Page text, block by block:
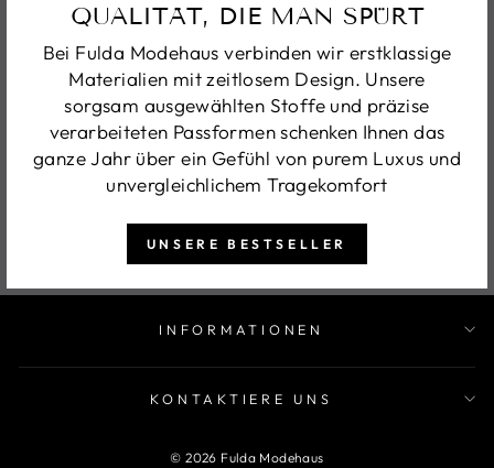
QUALITÄT, DIE MAN SPÜRT
Bei Fulda Modehaus verbinden wir erstklassige
Materialien mit zeitlosem Design. Unsere
sorgsam ausgewählten Stoffe und präzise
verarbeiteten Passformen schenken Ihnen das
ganze Jahr über ein Gefühl von purem Luxus und
unvergleichlichem Tragekomfort
UNSERE BESTSELLER
INFORMATIONEN
KONTAKTIERE UNS
© 2026 Fulda Modehaus